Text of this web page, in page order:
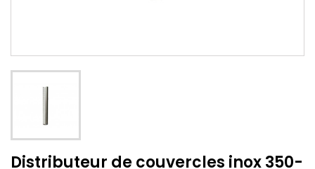
Distributeur de couvercles inox 350-